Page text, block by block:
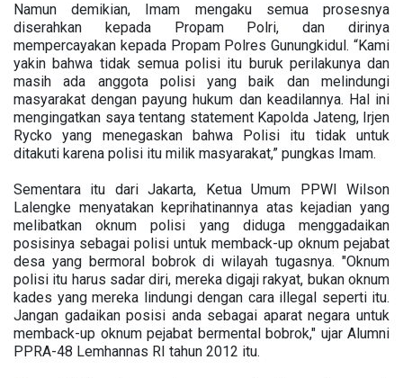
Namun demikian, Imam mengaku semua prosesnya
diserahkan kepada Propam Polri, dan dirinya
mempercayakan kepada Propam Polres Gunungkidul. “Kami
yakin bahwa tidak semua polisi itu buruk perilakunya dan
masih ada anggota polisi yang baik dan melindungi
masyarakat dengan payung hukum dan keadilannya. Hal ini
mengingatkan saya tentang statement Kapolda Jateng, Irjen
Rycko yang menegaskan bahwa Polisi itu tidak untuk
ditakuti karena polisi itu milik masyarakat,” pungkas Imam.
Sementara itu dari Jakarta, Ketua Umum PPWI Wilson
Lalengke menyatakan keprihatinannya atas kejadian yang
melibatkan oknum polisi yang diduga menggadaikan
posisinya sebagai polisi untuk memback-up oknum pejabat
desa yang bermoral bobrok di wilayah tugasnya. "Oknum
polisi itu harus sadar diri, mereka digaji rakyat, bukan oknum
kades yang mereka lindungi dengan cara illegal seperti itu.
Jangan gadaikan posisi anda sebagai aparat negara untuk
memback-up oknum pejabat bermental bobrok," ujar Alumni
PPRA-48 Lemhannas RI tahun 2012 itu.